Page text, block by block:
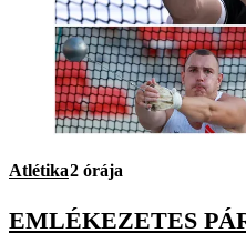
Atlétika2 órája
EMLÉKEZETES